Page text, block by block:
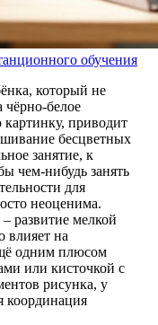
обучения
который не
белое
приводит
бесцветных
занятие, к
чем-нибудь занять
для
неоценима.
развитие мелкой
влияет на
одним плюсом
или кисточкой с
рисунка, у
координация